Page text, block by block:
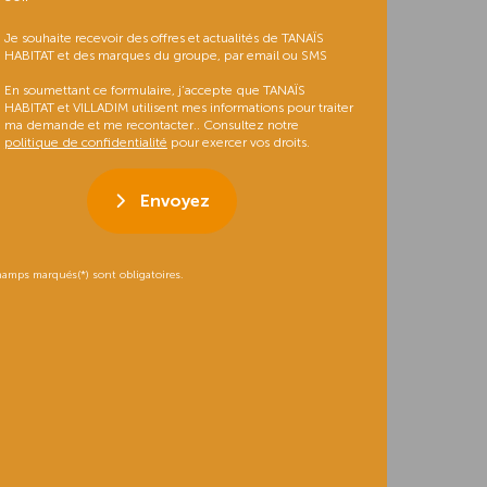
Je souhaite recevoir des offres et actualités de TANAÏS
HABITAT et des marques du groupe, par email ou SMS
En soumettant ce formulaire, j’accepte que TANAÏS
HABITAT et VILLADIM utilisent mes informations pour traiter
ma demande et me recontacter.. Consultez notre
politique de confidentialité pour exercer vos droits.
Envoyez
marqués(*) sont obligatoires.